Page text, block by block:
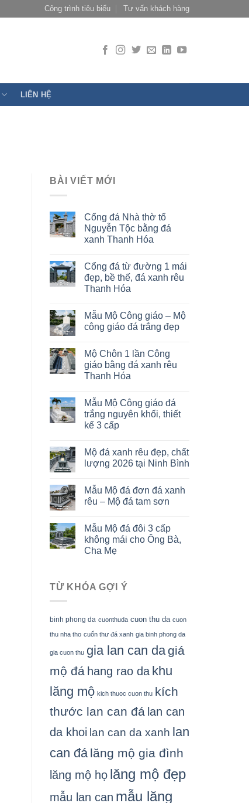
Công trình tiêu biểu Tư vấn khách hàng
LIÊN HỆ
BÀI VIẾT MỚI
Cổng đá Nhà thờ tổ
Nguyễn Tộc bằng đá
xanh Thanh Hóa
Cổng đá từ đường 1 mái
đẹp, bề thế, đá xanh rêu
Thanh Hóa
Mẫu Mộ Công giáo – Mộ
công giáo đá trắng đẹp
Mộ Chôn 1 lần Công
giáo bằng đá xanh rêu
Thanh Hóa
Mẫu Mộ Công giáo đá
trắng nguyên khối, thiết
kế 3 cấp
Mộ đá xanh rêu đẹp, chất
lượng 2026 tại Ninh Bình
Mẫu Mộ đá đơn đá xanh
rêu – Mộ đá tam sơn
Mẫu Mộ đá đôi 3 cấp
không mái cho Ông Bà,
Cha Mẹ
TỪ KHÓA GỢI Ý
binh phong da cuonthuda cuon thu da cuon
thu nha tho cuốn thư đá xanh gia binh phong da
gia cuon thu gia lan can dagiá
mộ đá hang rao da khu
lăng mộ kich thuoc cuon thu kích
thước lan can đá lan can
da khoi lan can da xanh lan
can đá lăng mộ gia đình
lăng mộ họ lăng mộ đẹp
mẫu lan can mẫu lăng